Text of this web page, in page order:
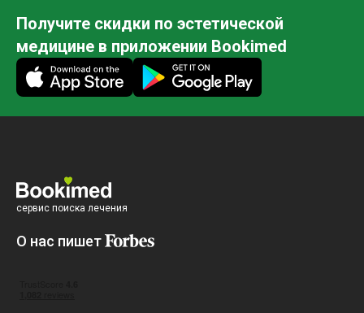
Получите скидки по эстетической
медицине в приложении Bookimed
сервис поиска лечения
О нас пишет